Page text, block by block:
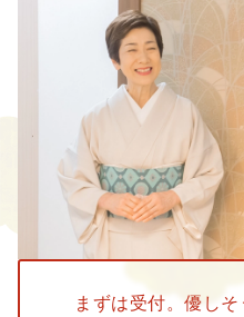
まずは受付。優しそ